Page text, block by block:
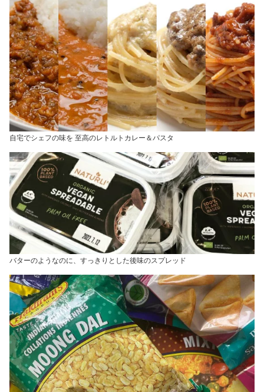
自宅でシェフの味を 至高のレトルトカレー＆パスタ
バターのようなのに、すっきりとした後味のスプレッド